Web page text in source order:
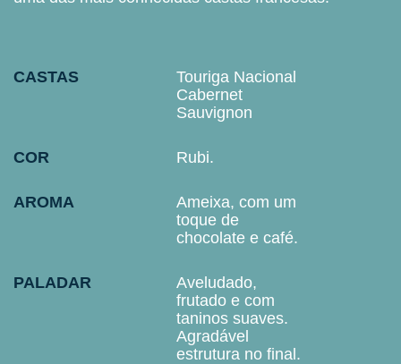
CASTAS
Touriga Nacional
Cabernet
Sauvignon
COR Rubi.
AROMA
Ameixa, com um
toque de
chocolate e café.
PALADAR
Aveludado,
frutado e com
taninos suaves.
Agradável
estrutura no final.